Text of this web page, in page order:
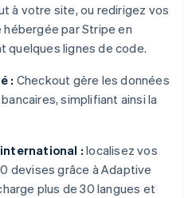
à votre site, ou redirigez vos
par Stripe en
quelques lignes de code.
: Checkout gère les données
simplifiant ainsi la
:localisez vos
devises grâce à Adaptive
plus de 30 langues et